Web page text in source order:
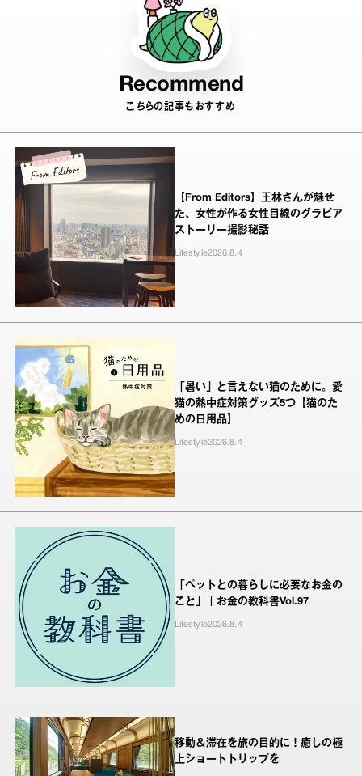
Recommend
こちらの記事もおすすめ
【From Editors】王林さんが魅せ
た、女性が作る女性目線のグラビア
ストーリー撮影秘話
Lifestyle2026.8.4
「暑い」と言えない猫のために。愛
猫の熱中症対策グッズ5つ【猫のた
めの日用品】
Lifestyle2026.8.4
「ペットとの暮らしに必要なお金の
こと」｜お金の教科書Vol.97
Lifestyle2026.8.4
移動＆滞在を旅の目的に！癒しの極
上ショートトリップを